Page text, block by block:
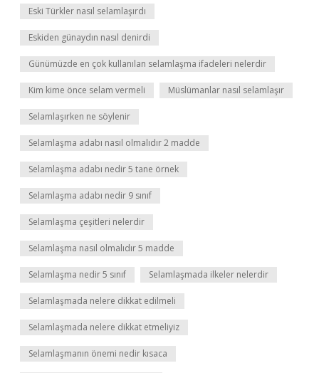
Eski Türkler nasıl selamlaşırdı
Eskiden günaydın nasıl denirdi
Günümüzde en çok kullanılan selamlaşma ifadeleri nelerdir
Kim kime önce selam vermeli Müslümanlar nasıl selamlaşır
Selamlaşırken ne söylenir
Selamlaşma adabı nasıl olmalıdır 2 madde
Selamlaşma adabı nedir 5 tane örnek
Selamlaşma adabı nedir 9 sınıf
Selamlaşma çeşitleri nelerdir
Selamlaşma nasıl olmalıdır 5 madde
Selamlaşma nedir 5 sınıf Selamlaşmada ilkeler nelerdir
Selamlaşmada nelere dikkat edilmeli
Selamlaşmada nelere dikkat etmeliyiz
Selamlaşmanın önemi nedir kısaca